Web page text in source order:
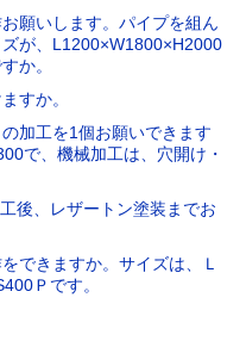
願いします。パイプを組ん
が、L1200×W1800×H2000
か。
すか。
加工を1個お願いできます
で、機械加工は、穴開け・
後、レザートン塗装までお
できますか。サイズは、Ｌ
Ｐです。